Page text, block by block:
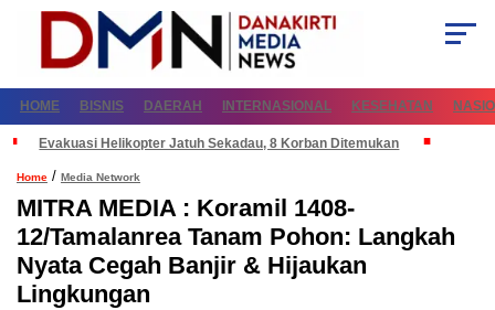
HOME BISNIS DAERAH INTERNASIONAL KESEHATAN
Evakuasi Helikopter Jatuh Sekadau, 8 Korban Ditemukan
Home / Media Network
MITRA MEDIA : Koramil 1408-
12/Tamalanrea Tanam Pohon: Langkah
Nyata Cegah Banjir & Hijaukan
Lingkungan